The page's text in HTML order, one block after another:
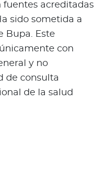
fuentes acreditadas
sido sometida a
Bupa. Este
con
y no
de consulta
de la salud